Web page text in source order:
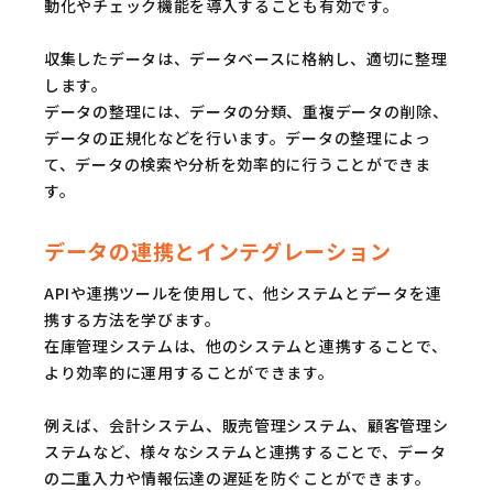
動化やチェック機能を導入することも有効です。
収集したデータは、データベースに格納し、適切に整理
します。
データの整理には、データの分類、重複データの削除、
データの正規化などを行います。データの整理によっ
て、データの検索や分析を効率的に行うことができま
す。
データの連携とインテグレーション
APIや連携ツールを使用して、他システムとデータを連
携する方法を学びます。
在庫管理システムは、他のシステムと連携することで、
より効率的に運用することができます。
例えば、会計システム、販売管理システム、顧客管理シ
ステムなど、様々なシステムと連携することで、データ
の二重入力や情報伝達の遅延を防ぐことができます。